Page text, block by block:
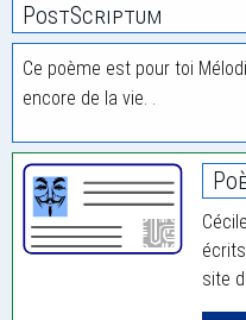
PostScriptum
Ce poème est pour toi
encore de la vie. .
site